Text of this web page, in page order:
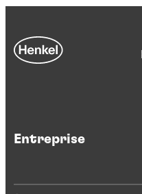
Entreprise